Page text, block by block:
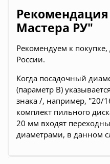
Мастера РУ"
Рекомендуем к
России.
Когда посадочный
(параметр B)
знака /, например, ''20/
комплект пильного
20 мм входят
диаметрами, в данном